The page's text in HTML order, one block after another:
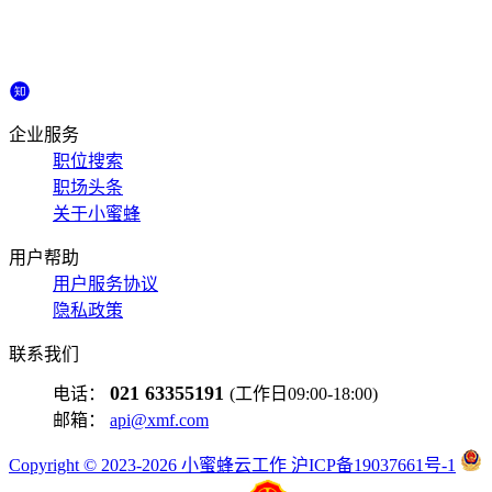
企业服务
职位搜索
职场头条
关于小蜜蜂
用户帮助
用户服务协议
隐私政策
联系我们
电话： 021 63355191 (工作日09:00-18:00)
邮箱： api@xmf.com
Copyright © 2023-2026 小蜜蜂云工作 沪ICP备19037661号-1